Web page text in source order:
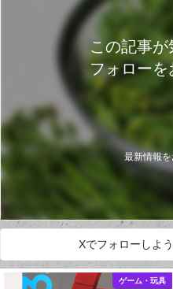
この記事が
フォロー
最新情報
Xでフォローしよう
ゲーム・玩具